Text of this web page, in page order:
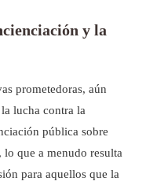
y la
prometedoras, aún
lucha contra la
pública sobre
lo que a menudo resulta
para aquellos que la